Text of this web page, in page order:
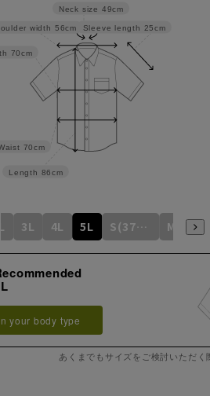
Sleeve length 25cm
Neck size 49cm
Length 86cm
70cm
70cm
width 56cm
LL 3L 4L 5L S(37cm) M(39cm)
L
your body type
あくまでもサイズをご検討いただく